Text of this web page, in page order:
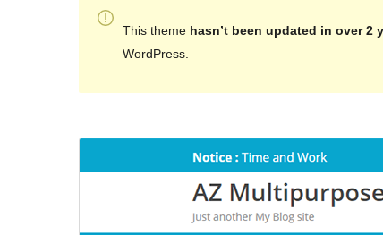
This theme hasn’t been updated in over 2
WordPress.